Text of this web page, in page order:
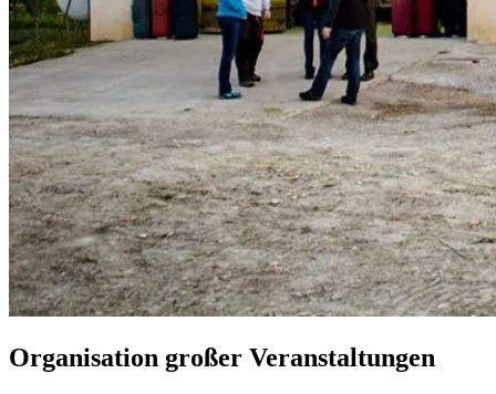
Organisation großer Veranstaltungen